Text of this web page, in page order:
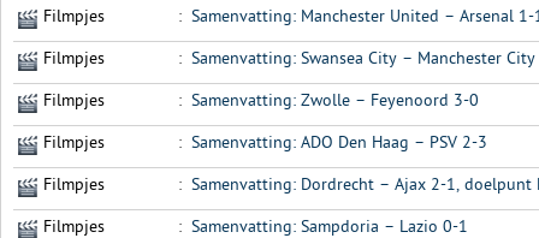
Filmpjes : Samenvatting: Manchester United – Arsenal 1-
Filmpjes : Samenvatting: Swansea City – Manchester
Filmpjes : Samenvatting: Zwolle – Feyenoord 3-0
Filmpjes : Samenvatting: ADO Den Haag – PSV 2-3
Filmpjes : Samenvatting: Dordrecht – Ajax 2-1, doelpunt
Filmpjes : Samenvatting: Sampdoria – Lazio 0-1